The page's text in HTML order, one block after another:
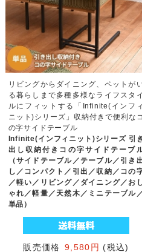
リビングからダイニング、ペットが
る暮らしまで多種多様なライフスタイ
ルにフィットする「Infinite(インフィ
ニット)シリーズ」収納付きで便利なコ
の字サイドテーブル
Infinite(インフィニット)シリーズ 引き
出し収納付きコの字サイドテーブ
（サイドテーブル／テーブル／引き
し／コンパクト／引出／収納／コの
／軽い／リビング／ダイニング／お
ゃれ／軽量／天然木／ミニテーブル
単品）
販売価格 9,580円 (税込)